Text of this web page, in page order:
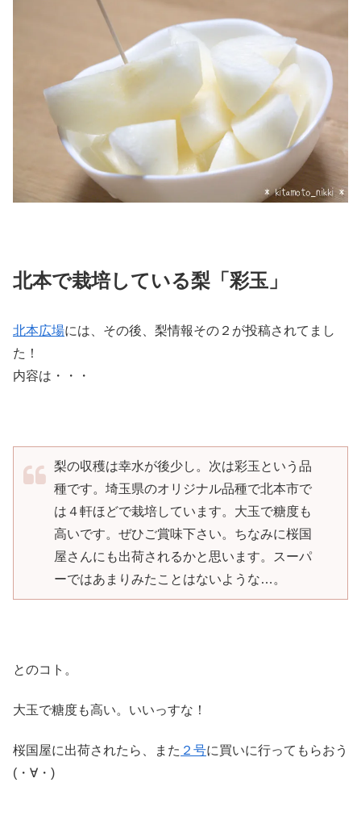
北本で栽培している梨「彩玉」
北本広場には、その後、梨情報その２が投稿されてまし
た！
内容は・・・
梨の収穫は幸水が後少し。次は彩玉という品
種です。埼玉県のオリジナル品種で北本市で
は４軒ほどで栽培しています。大玉で糖度も
高いです。ぜひご賞味下さい。ちなみに桜国
屋さんにも出荷されるかと思います。スーパ
ーではあまりみたことはないような…。
とのコト。
大玉で糖度も高い。いいっすな！
桜国屋に出荷されたら、また ２号に買いに行ってもらおう
(・∀・)